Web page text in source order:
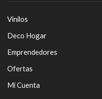
Vinilos
Deco Hogar
Emprendedores
Ofertas
Mi Cuenta